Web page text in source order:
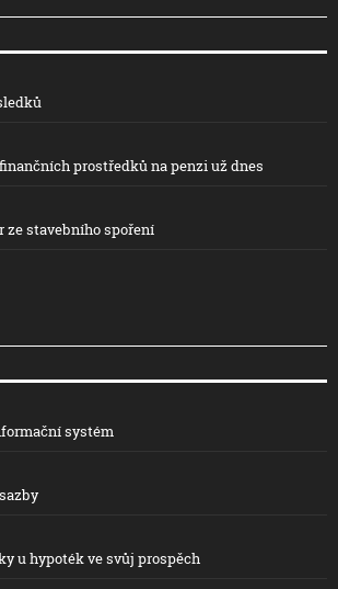
prostředků na penzi už dnes
ze stavebního spoření
systém
u hypoték ve svůj prospěch